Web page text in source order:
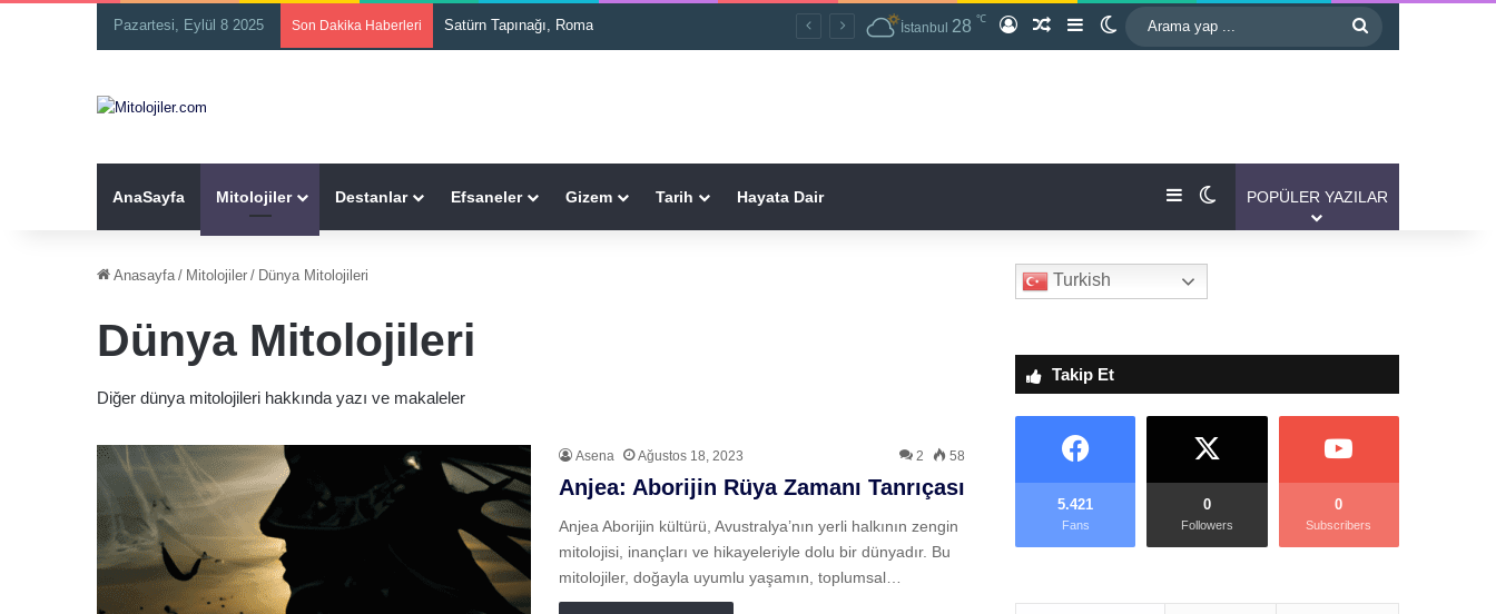
Pazartesi, Eylül 8 2025 Son Dakika Haberleri İnari İstanbul 28 ℃ Kayıt OlRastgele Makale
Kenar Bölmesi
Dış görünümü değiştir
AnaSayfa Mitolojiler Destanlar Efsaneler Gizem Tarih Hayata Dair Kenar Bölmesi
Dış görünümü değiştir
POPÜLER YAZILAR
Anasayfa / Mitolojiler / Dünya Mitolojileri
Dünya Mitolojileri
Diğer dünya mitolojileri hakkında yazı ve makaleler
Asena Ağustos 18, 2023 2 58
Anjea: Aborijin Rüya Zamanı Tanrıçası
Anjea Aborijin kültürü, Avustralya’nın yerli halkının zengin
mitolojisi, inançları ve hikayeleriyle dolu bir dünyadır. Bu
mitolojiler, doğayla uyumlu yaşamın, toplumsal…
Turkish
Takip Et
5.421
Fans
0
Followers
0
Subscribers